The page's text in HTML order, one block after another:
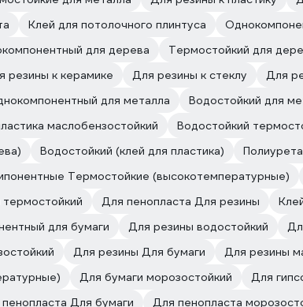
Клей для потолочного плинтуса
для дерева Термостойкий для
резины к керамике Для резины к стеклу Для
для металла Водостойкий для
маслобензостойкий Водостойкий
Водостойкий (клей для пластика)
Термостойкие (высокотемпературные)
Для пенопласта Для резины
для бумаги Для резины водостойкий
Для резины Для бумаги Для резины
Для бумаги морозостойкий
Для
Для бумаги Для пенопласта